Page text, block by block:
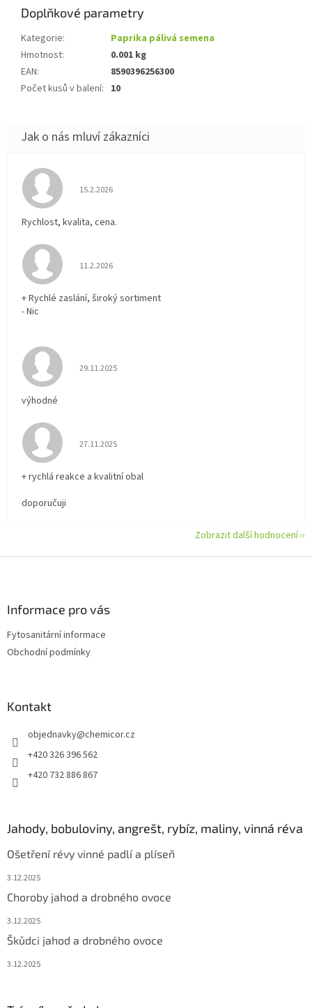
Doplňkové parametry
Kategorie:
Paprika pálivá semena
Hmotnost:
0.001 kg
EAN:
8590396256300
Počet kusů v balení: 10
Hodnocení obchodu je 5 z 5 hvězdiček.
15.2.2026
Rychlost, kvalita, cena.
Hodnocení obchodu je 5 z 5 hvězdiček.
11.2.2026
+ Rychlé zaslání, široký sortiment
- Nic
Hodnocení obchodu je 5 z 5 hvězdiček.
29.11.2025
výhodné
Hodnocení obchodu je 5 z 5 hvězdiček.
27.11.2025
+ rychlá reakce a kvalitní obal
doporučuji
Zobrazit další hodnocení
Informace pro vás
Fytosanitární informace
Obchodní podmínky
Kontakt
objednavky@chemicor.cz
+420 326 396 562
+420 732 886 867
Jahody, bobuloviny, angrešt, rybíz, maliny, vinná réva
Ošetření révy vinné padlí a plíseň
3.12.2025
Choroby jahod a drobného ovoce
3.12.2025
Škůdci jahod a drobného ovoce
3.12.2025